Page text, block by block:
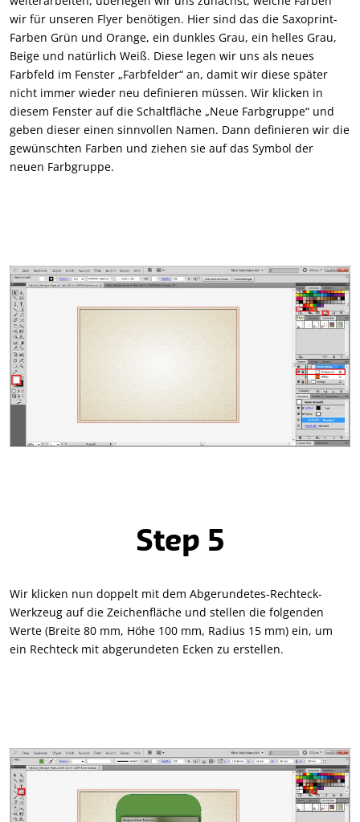
wir für unseren Flyer benötigen. Hier sind das die Saxoprint-
Farben Grün und Orange, ein dunkles Grau, ein helles Grau,
Beige und natürlich Weiß. Diese legen wir uns als neues
Farbfeld im Fenster „Farbfelder“ an, damit wir diese später
nicht immer wieder neu definieren müssen. Wir klicken in
diesem Fenster auf die Schaltfläche „Neue Farbgruppe“ und
geben dieser einen sinnvollen Namen. Dann definieren wir die
gewünschten Farben und ziehen sie auf das Symbol der
neuen Farbgruppe.
Step 5
Wir klicken nun doppelt mit dem Abgerundetes-Rechteck-
Werkzeug auf die Zeichenfläche und stellen die folgenden
Werte (Breite 80 mm, Höhe 100 mm, Radius 15 mm) ein, um
ein Rechteck mit abgerundeten Ecken zu erstellen.